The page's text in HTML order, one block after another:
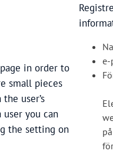
in order to
small pieces
user’s
user you can
the setting on
e-